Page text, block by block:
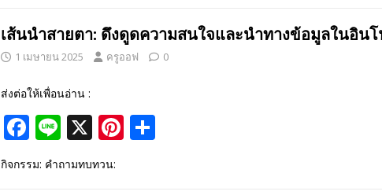
b
o
o
k
e
st
e
เส้นนำสายตา: ดึงดูดความสนใจและนำทางข้อมูลในอิน
1 เมษายน 2025 ครูออฟ 0
ส่งต่อให้เพื่อนอ่าน :
F
ac
e
Li
e
X Pi
กิจกรรม: คำถามทบทวน: